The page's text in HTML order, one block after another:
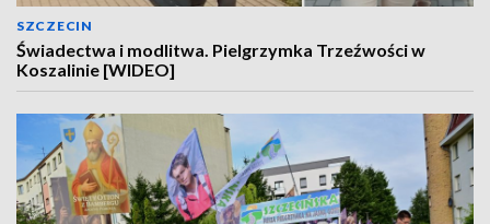
SZCZECIN
Świadectwa i modlitwa. Pielgrzymka Trzeźwości w
Koszalinie [WIDEO]